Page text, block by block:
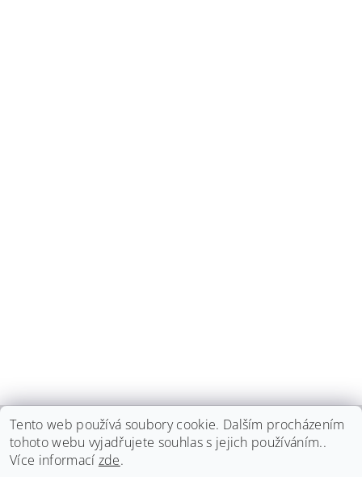
haspadent.cz
Tento web používá soubory cookie. Dalším procházením
tohoto webu vyjadřujete souhlas s jejich používáním..
Více informací zde.